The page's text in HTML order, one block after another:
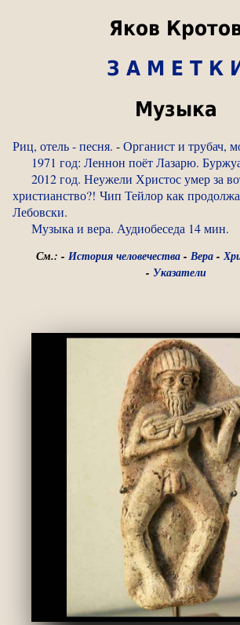
Яков
З А М Е Т К
Музыка
Риц, отель - песня. -Органист и трубач,
1971 год: Леннон поёт Лазарю.
2012 год. Неужели Христос умер за
христианство?! Чип Тейлор как
Лебовски.
Музыка и вера. Аудиобеседа 14 мин.
См.: - История человечества- Вера-
- Указатели